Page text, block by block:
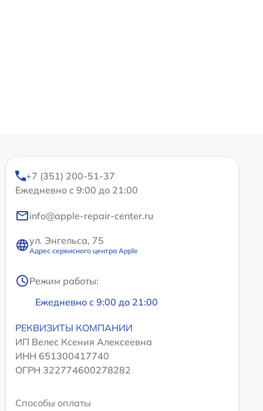
+7 (351) 200-51-37
Ежедневно с 9:00 до 21:00
info@apple-repair-center.ru
ул. Энгельса, 75
Адрес сервисного центра Apple
Режим работы:
Ежедневно с 9:00 до 21:00
РЕКВИЗИТЫ КОМПАНИИ
ИП Велес Ксения Алексеевна
ИНН 651300417740
ОГРН 322774600278282
Способы оплаты